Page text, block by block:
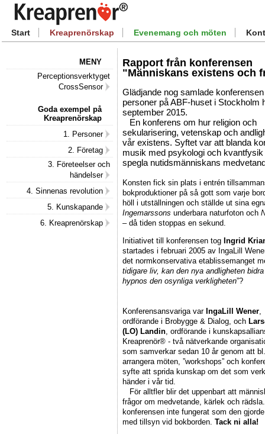
Start Kreaprenörskap Evenemang och möten
MENY
Perceptionsverktyget
CrossSensor
Goda exempel på
Kreaprenörskap
1. Personer
2. Företag
3. Företeelser och
händelser
4. Sinnenas revolution
5. Kunskapande
6. Kreaprenörskap
Rapport från konferensen
"Människans existens och
Glädjande nog samlade
personer på ABF-huset i Stockholm
september 2015.
En konferens om hur religion och
sekularisering, vetenskap och
vår existens. Syftet var att blanda
musik med psykologi och kvantfysik
spegla nutidsmänniskans
Konsten fick sin plats i entrén
bokproduktioner på så gott som varje
höll i utställningen och ställde ut sina
Ingemarssons underbara naturfoton och
– då tiden stoppas en sekund.
Initiativet till konferensen tog Ingrid
startades i februari 2005 av IngaLill
det normkonservativa etablissemanget
tidigare liv, kan den nya andligheten
hypnos den osynliga verkligheten”?
Konferensansvariga var IngaLill Wener
ordförande i Brobygge & Dialog, och
(LO) Landin , ordförande i
Kreaprenör® - två nätverkande
som samverkar sedan 10 år genom att
arrangera möten, ”workshops” och
syfte att sprida kunskap om det som
händer i vår tid.
För alltfler blir det uppenbart att
frågor om medvetande, kärlek och
konferensen inte fungerat som den
med tillsyn vid bokborden. Tack ni alla!